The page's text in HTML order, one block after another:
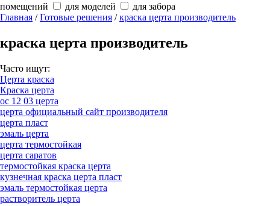
помещений
для моделей
для забора
Главная /Готовые решения /краска церта производитель
краска церта производитель
Часто ищут:
Церта краска
Краска церта
ос 12 03 церта
церта официальный сайт производителя
церта пласт
эмаль церта
церта термостойкая
церта саратов
термостойкая краска церта
кузнечная краска церта пласт
эмаль термостойкая церта
растворитель церта